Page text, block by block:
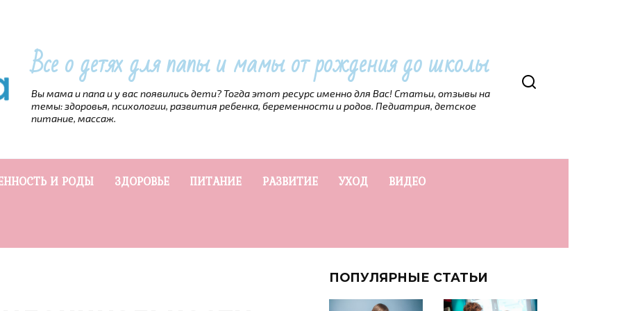
Все о детях для папы и мамы от рождения до школы
Вы мама и папа и у вас появились дети? Тогда этот ресурс именно для Вас! Статьи, отзывы на
темы: здоровья, психологии, развития ребенка, беременности и родов. Педиатрия, детское
питание, массаж.
И РОДЫ ЗДОРОВЬЕ ПИТАНИЕ РАЗВИТИЕ УХОД ВИДЕО
ПОПУЛЯРНЫЕ СТАТЬИ